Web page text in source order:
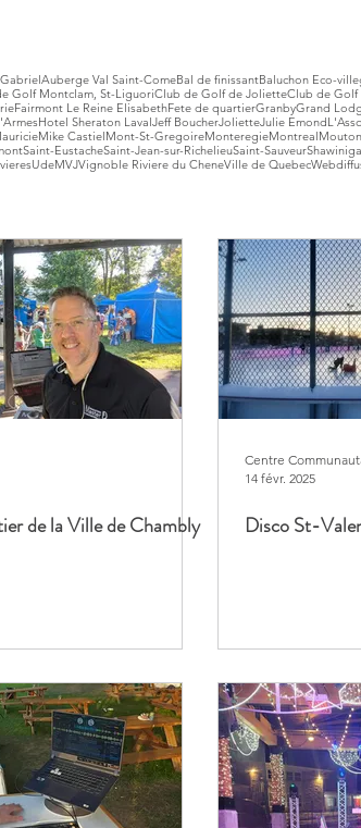
Auberge Val Saint-ComeBal de finissantBaluchon Eco-
Golf Montclam, St-LiguoriClub de Golf de JolietteClub de Golf
Fairmont Le Reine ElisabethFete de quartierGranbyGrand
Hotel Sheraton LavalJeff BoucherJolietteJulie Emond
Mike CastielMont-St-GregoireMonteregieMontreal
Saint-EustacheSaint-Jean-sur-RichelieuSaint-Sauveur
UdeMVJVignoble Riviere du CheneVille de Quebec
de la Ville de Chambly
Centre
14 févr. 2025
Disco St-